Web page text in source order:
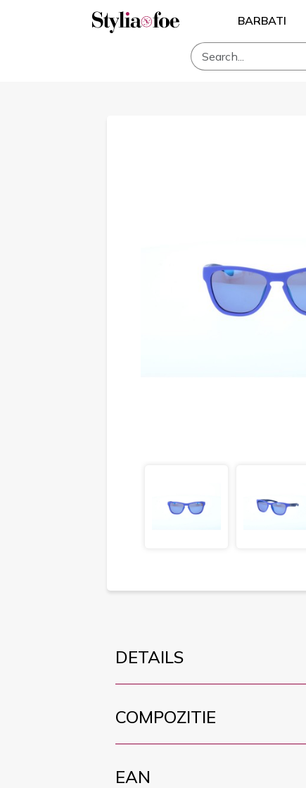
BARBATI
DETAILS
COMPOZITIE
EAN